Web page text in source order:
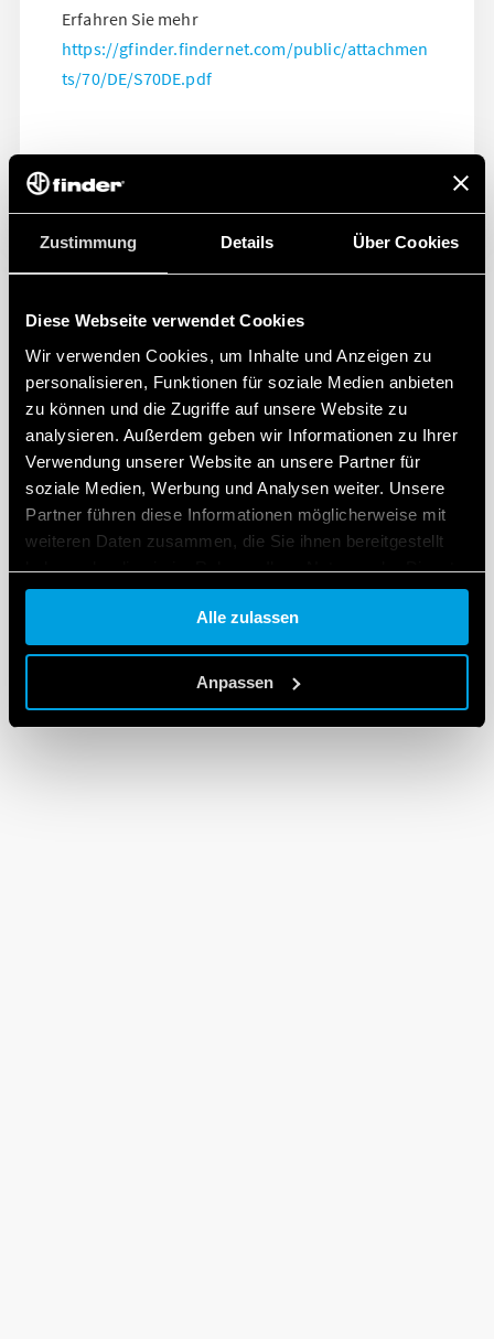
Zustimmung Details Über Cookies
Diese Webseite verwendet Cookies
Wir verwenden Cookies, um Inhalte und Anzeigen zu
personalisieren, Funktionen für soziale Medien anbieten
zu können und die Zugriffe auf unsere Website zu
analysieren. Außerdem geben wir Informationen zu Ihrer
Verwendung unserer Website an unsere Partner für
soziale Medien, Werbung und Analysen weiter. Unsere
Partner führen diese Informationen möglicherweise mit
weiteren Daten zusammen, die Sie ihnen bereitgestellt
haben oder die sie im Rahmen Ihrer Nutzung der Dienste
gesammelt haben.
Cookie policy.
Alle zulassen
Anpassen
Erfahren Sie mehr
https://gfinder.findernet.com/public/attachmen
ts/70/DE/S70DE.pdf